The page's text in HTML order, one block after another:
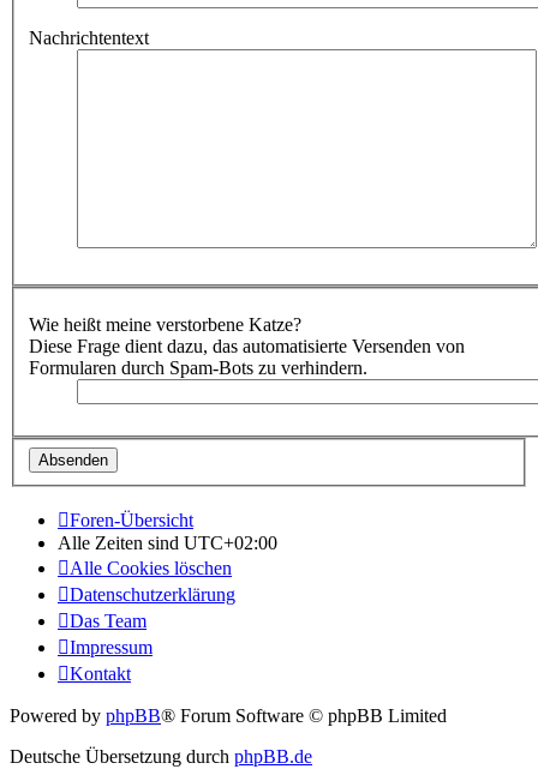
Nachrichtentext
Wie heißt meine verstorbene Katze?
Diese Frage dient dazu, das automatisierte Versenden von
Formularen durch Spam-Bots zu verhindern.
Foren-Übersicht
Alle Zeiten sind UTC+02:00
Alle Cookies löschen
Datenschutzerklärung
Das Team
Impressum
Kontakt
Powered by phpBB® Forum Software © phpBB Limited
Deutsche Übersetzung durch phpBB.de